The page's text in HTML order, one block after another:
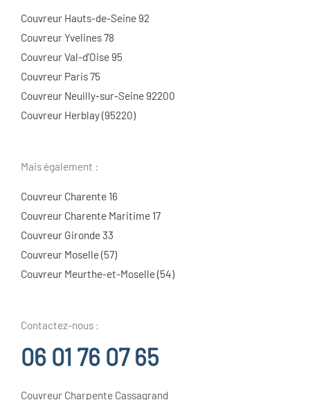
Couvreur Hauts-de-Seine 92
Couvreur Yvelines 78
Couvreur Val-d’Oise 95
Couvreur Paris 75
Couvreur Neuilly-sur-Seine 92200
Couvreur Herblay (95220)
Mais également :
Couvreur Charente 16
Couvreur Charente Maritime 17
Couvreur Gironde 33
Couvreur Moselle (57)
Couvreur Meurthe-et-Moselle (54)
Contactez-nous :
06 01 76 07 65
Couvreur Charpente Cassagrand